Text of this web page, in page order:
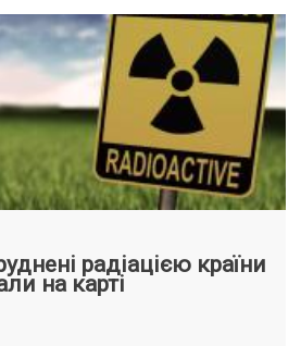
радіацією країни
на карті